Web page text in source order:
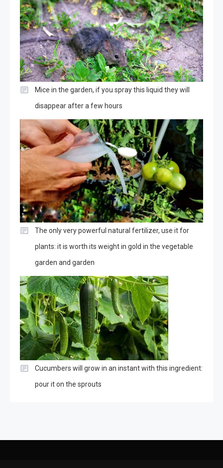
Mice in the garden, if you spray this liquid they will
disappear after a few hours
The only very powerful natural fertilizer, use it for
plants: it is worth its weight in gold in the vegetable
garden and garden
Cucumbers will grow in an instant with this ingredient:
pour it on the sprouts